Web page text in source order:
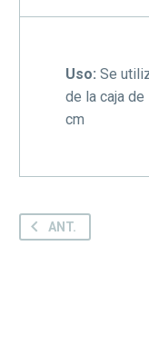
Uso: Se
de la caja de
cm
ANT.